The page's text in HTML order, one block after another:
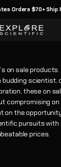
Orders $70+ Ship
Explore Scientific
on sale
scientist,
these on
compromising
on the
pursuits with
prices.